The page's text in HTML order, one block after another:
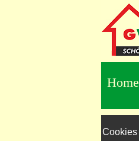
Home
Cookies